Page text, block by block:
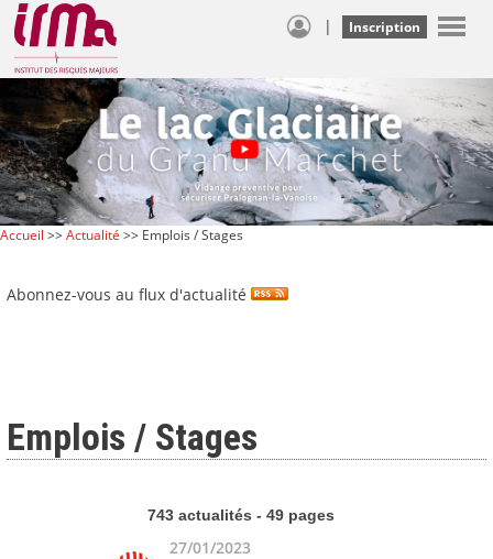
| Inscription
Accueil >>Actualité >> Emplois / Stages
Abonnez-vous au flux d'actualité
Emplois / Stages
743 actualités - 49 pages
27/01/2023